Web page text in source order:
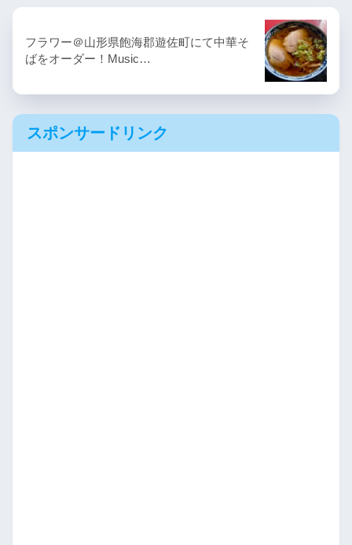
フラワー＠山形県飽海郡遊佐町にて中華そ
ばをオーダー！Music…
スポンサードリンク